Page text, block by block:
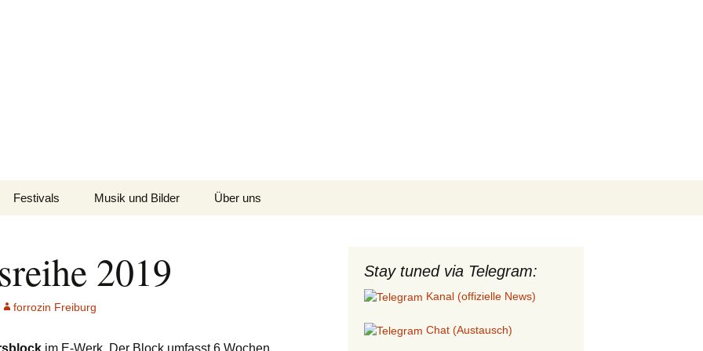
Festivals
Forrozin Community
Festival Mai 2026
Forrozin Festiv-all-3
Musik und Bilder
Forró Playlists
Fotos
Über uns
2019
forrozin Freiburg
im E-Werk. Der Block umfasst 6 Wochen
Stay tuned via Telegram:
Kanal (offizielle News)
Chat (Austausch)